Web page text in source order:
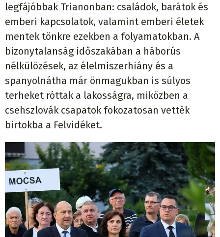
legfájóbbak Trianonban: családok, barátok és
emberi kapcsolatok, valamint emberi életek
mentek tönkre ezekben a folyamatokban. A
bizonytalanság időszakában a háborús
nélkülözések, az élelmiszerhiány és a
spanyolnátha már önmagukban is súlyos
terheket róttak a lakosságra, miközben a
csehszlovák csapatok fokozatosan vették
birtokba a Felvidéket.